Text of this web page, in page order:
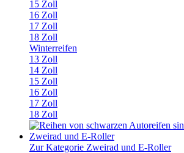
15 Zoll
16 Zoll
17 Zoll
18 Zoll
Winterreifen
13 Zoll
14 Zoll
15 Zoll
16 Zoll
17 Zoll
18 Zoll
Zweirad und E-Roller
Zur Kategorie Zweirad und E-Roller